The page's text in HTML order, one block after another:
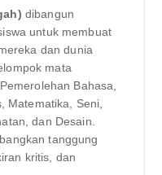
dibangun
untuk membuat
dan dunia
mata
Bahasa,
Matematika, Seni,
dan Desain.
tanggung
kritis, dan